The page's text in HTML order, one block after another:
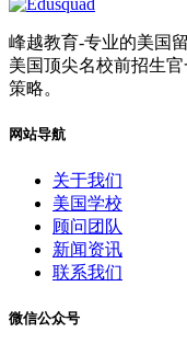
峰越教育-专业的美国
美国顶尖名校前招生
策略。
网站导航
关于我们
美国学校
顾问团队
新闻资讯
联系我们
微信公众号